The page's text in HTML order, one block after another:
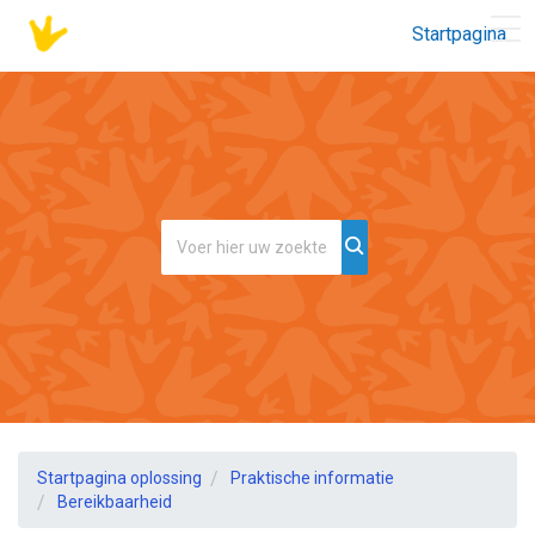
Startpagina
Startpagina oplossing
Praktische informatie
Bereikbaarheid